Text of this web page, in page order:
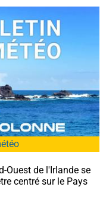
Ouest de l'Irlande se
centré sur le Pays